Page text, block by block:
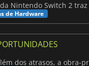
de Hardware